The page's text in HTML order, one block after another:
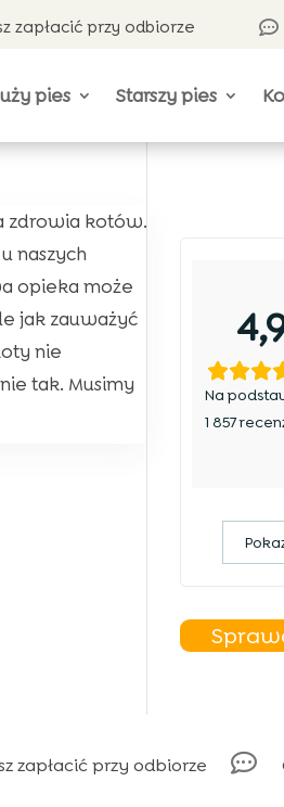
zapłacić przy odbiorze 
pies Starszy pies
zdrowia kotów.
naszych
opieka może
jak zauważyć
nie
tak. Musimy
Na
1 857
zapłacić przy odbiorze 